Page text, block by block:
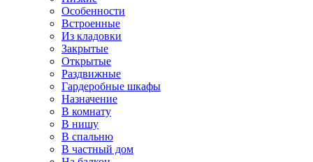
Особенности
Встроенные
Из кладовки
Закрытые
Открытые
Раздвижные
Гардеробные шкафы
Назначение
В комнату
В нишу
В спальню
В частный дом